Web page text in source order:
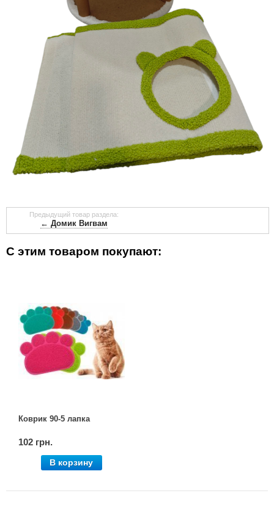
Предыдущий товар раздела:
← Домик Вигвам
С этим товаром покупают:
Коврик 90-5 лапка
102 грн.
В корзину